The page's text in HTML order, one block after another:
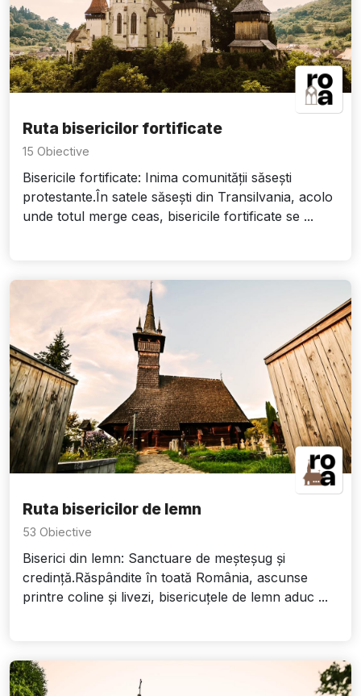
Ruta bisericilor fortificate
15 Obiective
Bisericile fortificate: Inima comunității săsești
protestante.În satele săsești din Transilvania, acolo
unde totul merge ceas, bisericile fortificate se ...
Ruta bisericilor de lemn
53 Obiective
Biserici din lemn: Sanctuare de meșteșug și
credință.Răspândite în toată România, ascunse
printre coline și livezi, bisericuțele de lemn aduc ...